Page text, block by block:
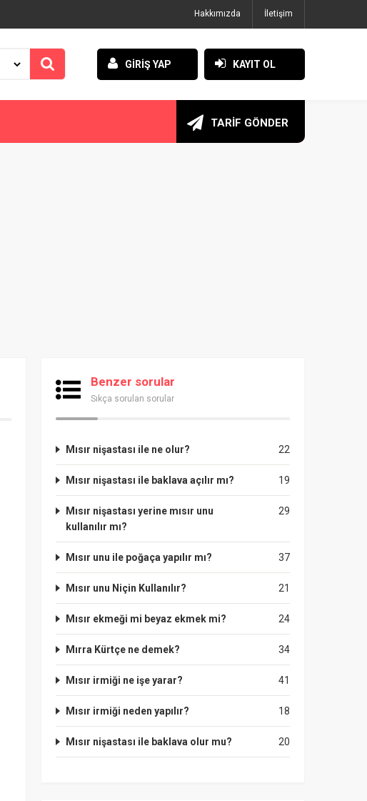
Hakkımızda İletişim
GİRİŞ YAP KAYIT OL
TARİF GÖNDER
Benzer sorular
Sıkça sorulan sorular
22
Mısır nişastası ile ne olur?
19
Mısır nişastası ile baklava açılır mı?
29
Mısır nişastası yerine mısır unu
kullanılır mı?
37
Mısır unu ile poğaça yapılır mı?
21
Mısır unu Niçin Kullanılır?
24
Mısır ekmeği mi beyaz ekmek mi?
34
Mırra Kürtçe ne demek?
41
Mısır irmiği ne işe yarar?
18
Mısır irmiği neden yapılır?
20
Mısır nişastası ile baklava olur mu?